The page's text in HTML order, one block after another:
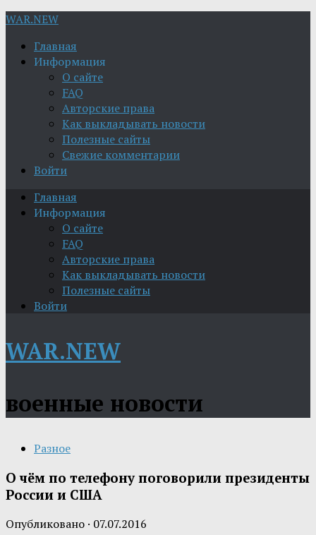
WAR.NEW
Главная
Информация
О сайте
FAQ
Авторские права
Как выкладывать новости
Полезные сайты
Свежие комментарии
Войти
Главная
Информация
О сайте
FAQ
Авторские права
Как выкладывать новости
Полезные сайты
Войти
WAR.NEW
военные новости
Разное
О чём по телефону поговорили президенты
России и США
Опубликовано · 07.07.2016